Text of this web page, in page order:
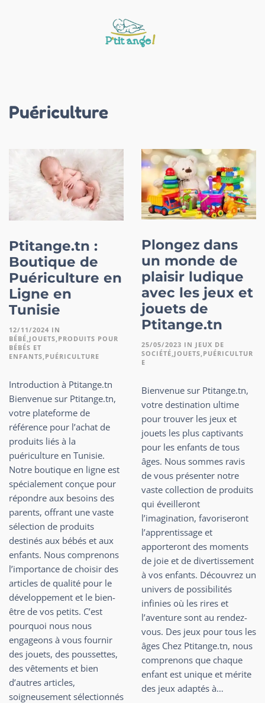
Puériculture
Ptitange.tn :
Boutique de
Puériculture en
Ligne en
Tunisie
12/11/2024 IN
BÉBÉ JOUETS PRODUITS POUR
BÉBÉS ET
ENFANTS PUÉRICULTURE
Introduction à Ptitange.tn
Bienvenue sur Ptitange.tn,
votre plateforme de
référence pour l’achat de
produits liés à la
puériculture en Tunisie.
Notre boutique en ligne est
spécialement conçue pour
répondre aux besoins des
parents, offrant une vaste
sélection de produits
destinés aux bébés et aux
enfants. Nous comprenons
l’importance de choisir des
articles de qualité pour le
développement et le bien-
être de vos petits. C’est
pourquoi nous nous
engageons à vous fournir
des jouets, des poussettes,
des vêtements et bien
d’autres articles,
soigneusement sélectionnés
Plongez dans
un monde de
plaisir ludique
avec les jeux et
jouets de
Ptitange.tn
25/05/2023 IN JEUX DE
SOCIÉTÉ JOUETS PUÉRICULTUR
E
Bienvenue sur Ptitange.tn,
votre destination ultime
pour trouver les jeux et
jouets les plus captivants
pour les enfants de tous
âges. Nous sommes ravis
de vous présenter notre
vaste collection de produits
qui éveilleront
l’imagination, favoriseront
l’apprentissage et
apporteront des moments
de joie et de divertissement
à vos enfants. Découvrez un
univers de possibilités
infinies où les rires et
l’aventure sont au rendez-
vous. Des jeux pour tous les
âges Chez Ptitange.tn, nous
comprenons que chaque
enfant est unique et mérite
des jeux adaptés à…